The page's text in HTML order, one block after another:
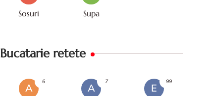
Sosuri Supa
Bucatarie retete
A
6
A
7
E
99